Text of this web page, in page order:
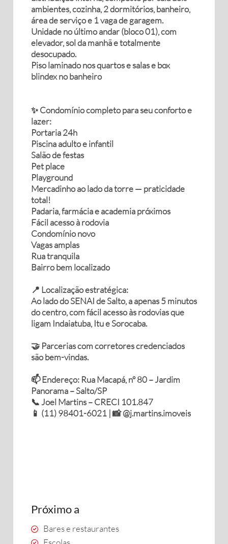
ambientes, cozinha, 2 dormitórios, banheiro,
área de serviço e 1 vaga de garagem.
Unidade no último andar (bloco 01), com
elevador, sol da manhã e totalmente
desocupado.
Piso laminado nos quartos e salas e box
blindex no banheiro
✨ Condomínio completo para seu conforto e
lazer:
Portaria 24h
Piscina adulto e infantil
Salão de festas
Pet place
Playground
Mercadinho ao lado da torre — praticidade
total!
Padaria, farmácia e academia próximos
Fácil acesso à rodovia
Condomínio novo
Vagas amplas
Rua tranquila
Bairro bem localizado
📍 Localização estratégica:
Ao lado do SENAI de Salto, a apenas 5 minutos
do centro, com fácil acesso às rodovias que
ligam Indaiatuba, Itu e Sorocaba.
🤝 Parcerias com corretores credenciados
são bem-vindas.
📫 Endereço: Rua Macapá, nº 80 – Jardim
Panorama – Salto/SP
📞 Joel Martins – CRECI 101.847
📱 (11) 98401-6021 | 📸 @j.martins.imoveis
Próximo a
Bares e restaurantes